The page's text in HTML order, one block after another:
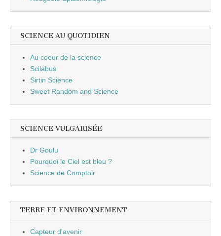
SCIENCE AU QUOTIDIEN
Au coeur de la science
Scilabus
Sirtin Science
Sweet Random and Science
SCIENCE VULGARISÉE
Dr Goulu
Pourquoi le Ciel est bleu ?
Science de Comptoir
TERRE ET ENVIRONNEMENT
Capteur d'avenir